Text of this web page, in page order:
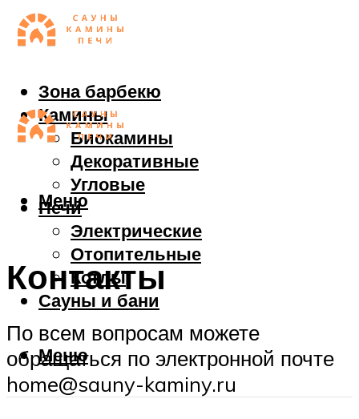
Зона барбекю
Камины
Биокамины
Декоративные
Угловые
Печи
Электрические
Отопительные
Котлы
Сауны и бани
Меню
Меню
Контакты
По всем вопросам можете
обращаться по электронной почте
home@sauny-kaminy.ru